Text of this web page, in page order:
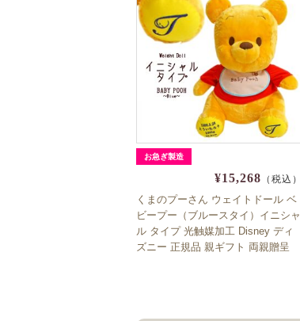
お急ぎ製造
¥15,268 （税込）
くまのプーさん ウェイトドール ベ
ビープー（ブルースタイ）イニシャ
ル タイプ 光触媒加工 Disney ディ
ズニー 正規品 親ギフト 両親贈呈